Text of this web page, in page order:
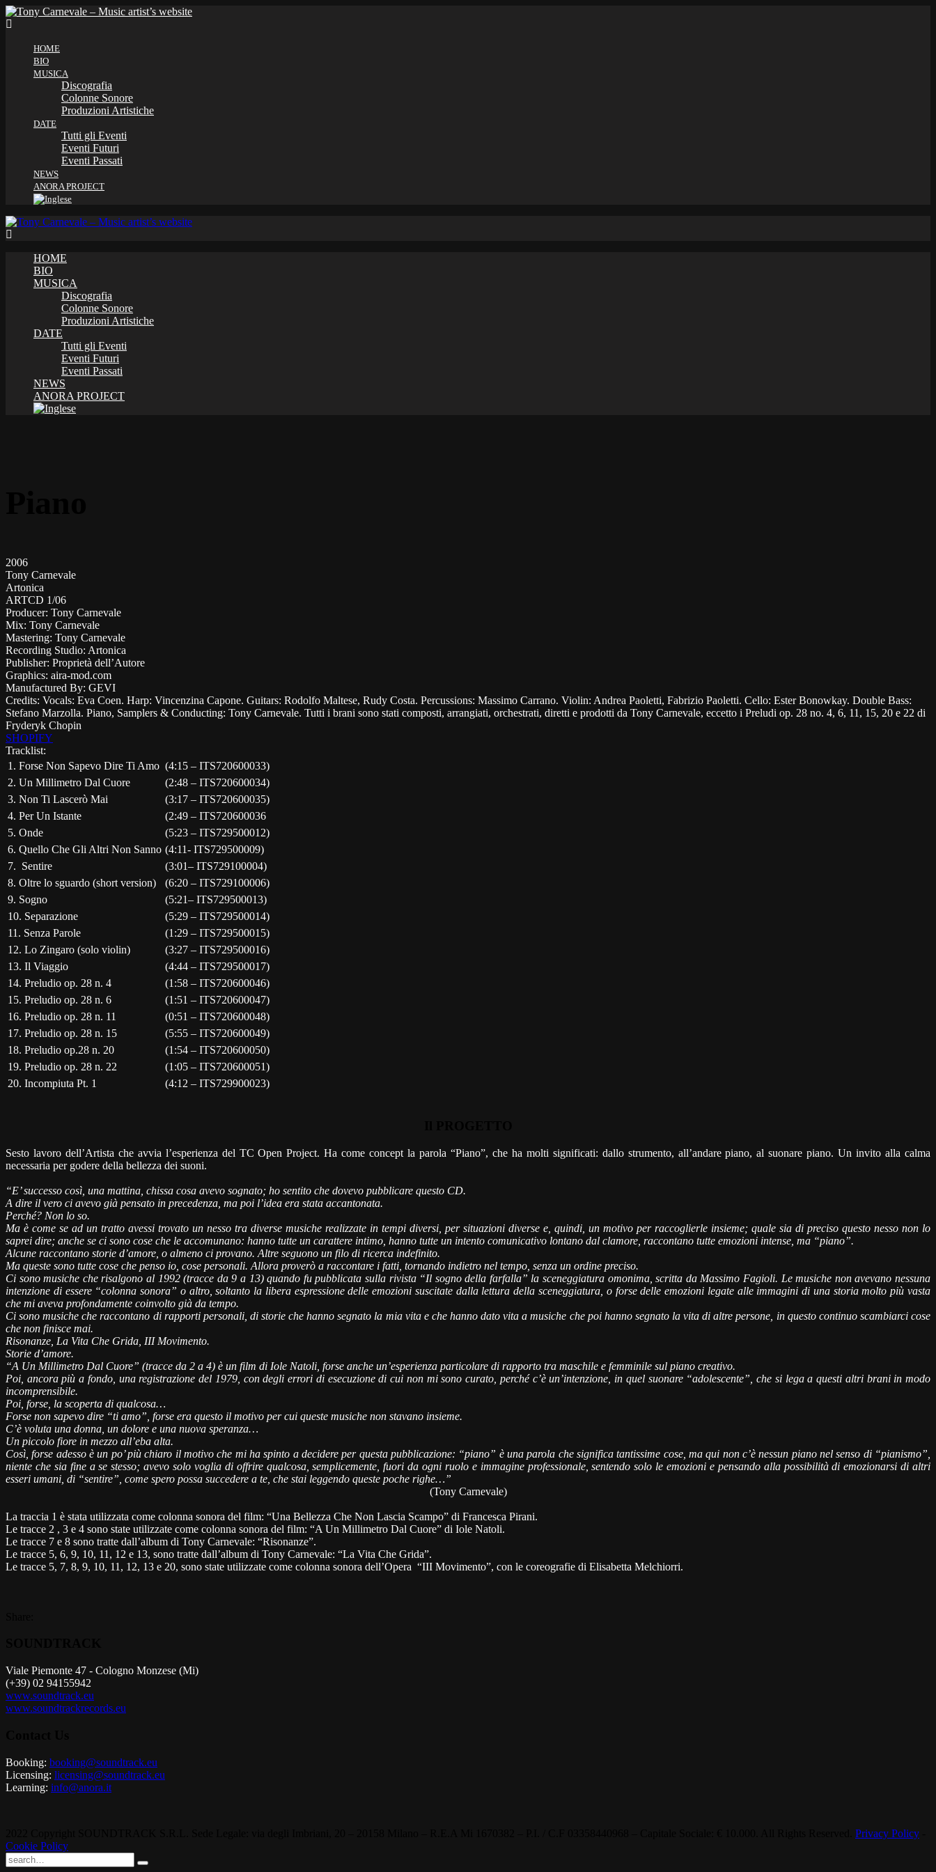
HOME
BIO
MUSICA
Discografia
Colonne Sonore
Produzioni Artistiche
DATE
Tutti gli Eventi
Eventi Futuri
Eventi Passati
NEWS
ANORA PROJECT
HOME
BIO
MUSICA
Discografia
Colonne Sonore
Produzioni Artistiche
DATE
Tutti gli Eventi
Eventi Futuri
Eventi Passati
NEWS
ANORA PROJECT
2006
Tony Carnevale
Artonica
ARTCD 1/06
Producer: Tony Carnevale
Mix: Tony Carnevale
Mastering: Tony Carnevale
Recording Studio: Artonica
Publisher: Proprietà dell’Autore
Graphics: aira-mod.com
Manufactured By: GEVI
Credits: Vocals: Eva Coen. Harp: Vincenzina Capone. Guitars: Rodolfo Maltese, Rudy Costa. Percussions: Massimo Carrano. Violin: Andrea Paoletti, Fabrizio Paoletti. Cello: Ester Bonowkay. Double Bass:
Stefano Marzolla. Piano, Samplers & Conducting: Tony Carnevale. Tutti i brani sono stati composti, arrangiati, orchestrati, diretti e prodotti da Tony Carnevale, eccetto i Preludi op. 28 no. 4, 6, 11, 15, 20 e 22 di
Fryderyk Chopin
SHOPIFY
Tracklist:
1. Forse Non Sapevo Dire Ti Amo (4:15 – ITS720600033)
2. Un Millimetro Dal Cuore (2:48 – ITS720600034)
3. Non Ti Lascerò Mai (3:17 – ITS720600035)
4. Per Un Istante (2:49 – ITS720600036
5. Onde
(5:23 – ITS729500012)
6. Quello Che Gli Altri Non Sanno (4:11- ITS729500009)
7. Sentire (3:01– ITS729100004)
8. Oltre lo sguardo (short version) (6:20 – ITS729100006)
9. Sogno (5:21– ITS729500013)
10. Separazione (5:29 – ITS729500014)
11. Senza Parole (1:29 – ITS729500015)
12. Lo Zingaro (solo violin) (3:27 – ITS729500016)
13. Il Viaggio (4:44 – ITS729500017)
14. Preludio op. 28 n. 4 (1:58 – ITS720600046)
15. Preludio op. 28 n. 6 (1:51 – ITS720600047)
16. Preludio op. 28 n. 11 (0:51 – ITS720600048)
17. Preludio op. 28 n. 15 (5:55 – ITS720600049)
18. Preludio op.28 n. 20 (1:54 – ITS720600050)
19. Preludio op. 28 n. 22 (1:05 – ITS720600051)
20. Incompiuta Pt. 1 (4:12 – ITS729900023)
Sesto lavoro dell’Artista che avvia l’esperienza del TC Open Project. Ha come concept la parola “Piano”, che ha molti significati: dallo strumento, all’andare piano, al suonare piano. Un invito alla calma
necessaria per godere della bellezza dei suoni.
“E’ successo così, una mattina, chissa cosa avevo sognato; ho sentito che dovevo pubblicare questo CD.
A dire il vero ci avevo già pensato in precedenza, ma poi l’idea era stata accantonata.
Perché? Non lo so.
Ma è come se ad un tratto avessi trovato un nesso tra diverse musiche realizzate in tempi diversi, per situazioni diverse e, quindi, un motivo per raccoglierle insieme; quale sia di preciso questo nesso non lo
saprei dire; anche se ci sono cose che le accomunano: hanno tutte un carattere intimo, hanno tutte un intento comunicativo lontano dal clamore, raccontano tutte emozioni intense, ma “piano”.
Alcune raccontano storie d’amore, o almeno ci provano. Altre seguono un filo di ricerca indefinito.
Ma queste sono tutte cose che penso io, cose personali. Allora proverò a raccontare i fatti, tornando indietro nel tempo, senza un ordine preciso.
Ci sono musiche che risalgono al 1992 (tracce da 9 a 13) quando fu pubblicata sulla rivista “Il sogno della farfalla” la sceneggiatura omonima, scritta da Massimo Fagioli. Le musiche non avevano nessuna
intenzione di essere “colonna sonora” o altro, soltanto la libera espressione delle emozioni suscitate dalla lettura della sceneggiatura, o forse delle emozioni legate alle immagini di una storia molto più vasta
che mi aveva profondamente coinvolto già da tempo.
Ci sono musiche che raccontano di rapporti personali, di storie che hanno segnato la mia vita e che hanno dato vita a musiche che poi hanno segnato la vita di altre persone, in questo continuo scambiarci cose
che non finisce mai.
Risonanze, La Vita Che Grida, III Movimento.
Storie d’amore.
“A Un Millimetro Dal Cuore” (tracce da 2 a 4) è un film di Iole Natoli, forse anche un’esperienza particolare di rapporto tra maschile e femminile sul piano creativo.
Poi, ancora più a fondo, una registrazione del 1979, con degli errori di esecuzione di cui non mi sono curato, perché c’è un’intenzione, in quel suonare “adolescente”, che si lega a questi altri brani in modo
incomprensibile.
Poi, forse, la scoperta di qualcosa…
Forse non sapevo dire “ti amo”, forse era questo il motivo per cui queste musiche non stavano insieme.
C’è voluta una donna, un dolore e una nuova speranza…
Un piccolo fiore in mezzo all’eba alta.
Così, forse adesso è un po’ più chiaro il motivo che mi ha spinto a decidere per questa pubblicazione: “piano” è una parola che significa tantissime cose, ma qui non c’è nessun piano nel senso di “pianismo”,
niente che sia fine a se stesso; avevo solo voglia di offrire qualcosa, semplicemente, fuori da ogni ruolo e immagine professionale, sentendo solo le emozioni e pensando alla possibilità di emozionarsi di altri
esseri umani, di “sentire”, come spero possa succedere a te, che stai leggendo queste poche righe…”
(Tony Carnevale)
La traccia 1 è stata utilizzata come colonna sonora del film: “Una Bellezza Che Non Lascia Scampo” di Francesca Pirani.
Le tracce 2 , 3 e 4 sono state utilizzate come colonna sonora del film: “A Un Millimetro Dal Cuore” di Iole Natoli.
Le tracce 7 e 8 sono tratte dall’album di Tony Carnevale: “Risonanze”.
Le tracce 5, 6, 9, 10, 11, 12 e 13, sono tratte dall’album di Tony Carnevale: “La Vita Che Grida”.
Le tracce 5, 7, 8, 9, 10, 11, 12, 13 e 20, sono state utilizzate come colonna sonora dell’Opera “III Movimento”, con le coreografie di Elisabetta Melchiorri.
Viale Piemonte 47 - Cologno Monzese (Mi)
(+39) 02 94155942
www.soundtrack.eu
www.soundtrackrecords.eu
Booking: booking@soundtrack.eu
Licensing: licensing@soundtrack.eu
Learning: info@anora.it
Privacy Policy
Cookie Policy